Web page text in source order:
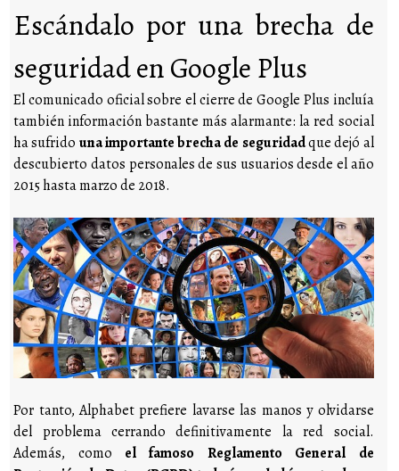
Escándalo por una brecha de
seguridad en Google Plus
El comunicado oficial sobre el cierre de Google Plus incluía
también información bastante más alarmante: la red social
ha sufrido una importante brecha de seguridadque dejó al
descubierto datos personales de sus usuarios desde el año
2015 hasta marzo de 2018.
Por tanto, Alphabet prefiere lavarse las manos y olvidarse
del problema cerrando definitivamente la red social.
Además, como el famoso Reglamento General de